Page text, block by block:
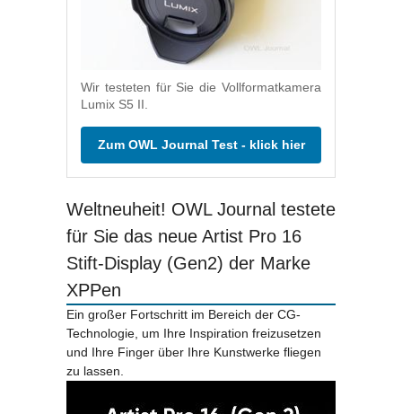
Wir testeten für Sie die Vollformatkamera
Lumix S5 II.
Zum OWL Journal Test - klick hier
Weltneuheit! OWL Journal testete
für Sie das neue Artist Pro 16
Stift-Display (Gen2) der Marke
XPPen
Ein großer Fortschritt im Bereich der CG-
Technologie, um Ihre Inspiration freizusetzen
und Ihre Finger über Ihre Kunstwerke fliegen
zu lassen.